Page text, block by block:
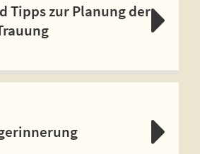
Tipps zur Planung der